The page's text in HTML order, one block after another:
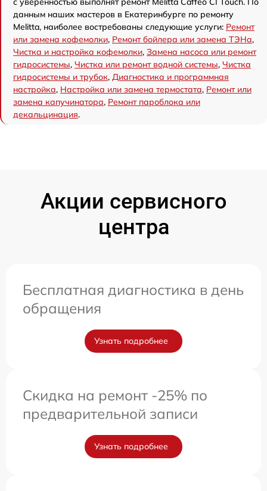
данным наших мастеров в Екатеринбурге по ремонту
Melitta, наиболее востребованы следующие услуги: Ремонт
или замена кофемолки, Ремонт бойлера или замена ТЭНа,
Чистка и настройка кофемолки, Замена насоса или ремонт
гидросистемы, Чистка или ремонт водной системы, Чистка
гидросистемы и трубок, Диагностика и программная
настройка, Настройка или замена термостата, Ремонт или
замена капучинатора, Ремонт пароблока или
декальцинация.
Акции сервисного
центра
Бесплатная диагностика в день
обращения
Узнать подробнее
Скидка на ремонт -25% по
предварительной записи
Узнать подробнее